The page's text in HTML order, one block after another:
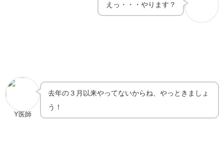
えっ・・・やります？
Y医師
去年の３月以来やってないからね、やっときましょ
う！